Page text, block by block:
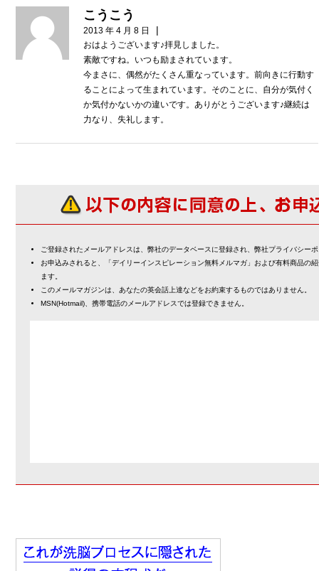
こうこう
2013 年 4 月 8 日 |
おはようございます♪拝見しました。
素敵ですね。いつも励まされています。
今まさに、偶然がたくさん重なっています。前向きに行動す
ることによって生まれています。そのことに、自分が気付く
か気付かないかの違いです。ありがとうございます♪継続は
力なり、失礼します。
ご登録されたメールアドレスは、弊社のデータベースに登録され、弊社プライバシー
お申込みされると、「デイリーインスピレーション無料メルマガ」および有料商品の
ます。
このメールマガジンは、あなたの英会話上達などをお約束するものではありません。
MSN(Hotmail)、携帯電話のメールアドレスでは登録できません。